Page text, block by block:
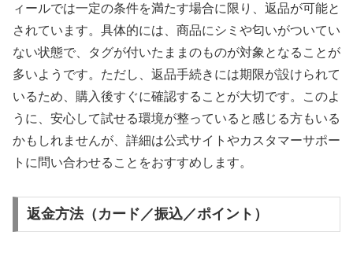
ィールでは一定の条件を満たす場合に限り、返品が可能と
されています。具体的には、商品にシミや匂いがついてい
ない状態で、タグが付いたままのものが対象となることが
多いようです。ただし、返品手続きには期限が設けられて
いるため、購入後すぐに確認することが大切です。このよ
うに、安心して試せる環境が整っていると感じる方もいる
かもしれませんが、詳細は公式サイトやカスタマーサポー
トに問い合わせることをおすすめします。
返金方法（カード／振込／ポイント）